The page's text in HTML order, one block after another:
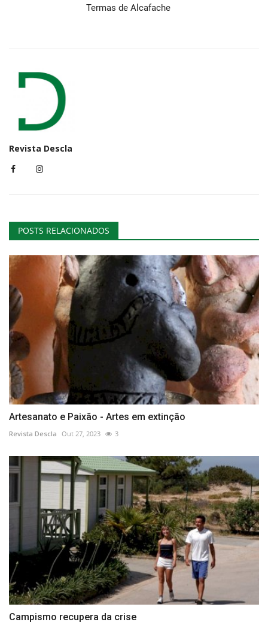
Termas de Alcafache
Revista Descla
POSTS RELACIONADOS
Artesanato e Paixão - Artes em extinção
Revista Descla Out 27, 2023 3
Campismo recupera da crise